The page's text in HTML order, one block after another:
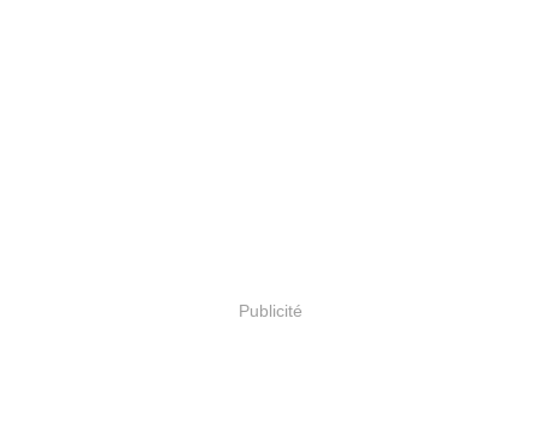
Publicité